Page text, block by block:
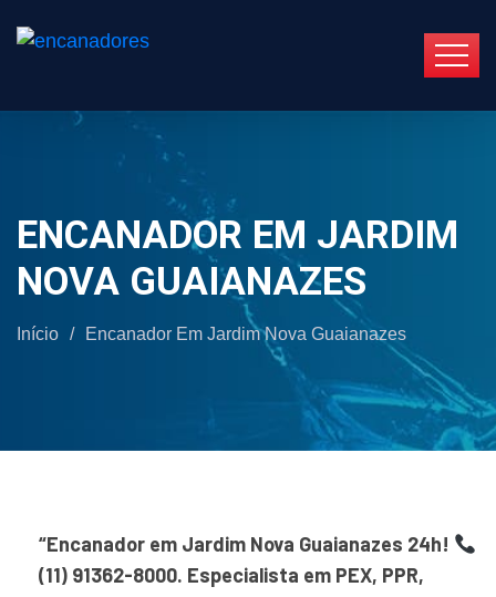
ENCANADOR EM JARDIM
NOVA GUAIANAZES
Início / Encanador Em Jardim Nova Guaianazes
“Encanador em Jardim Nova Guaianazes 24h!
(11) 91362-8000. Especialista em PEX, PPR,